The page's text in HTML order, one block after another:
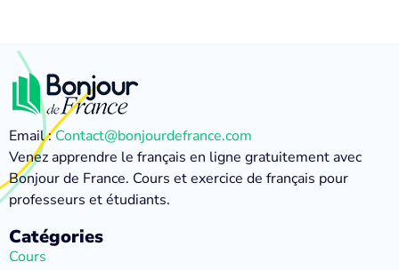
Email :Contact@bonjourdefrance.com
Venez apprendre le français en ligne gratuitement avec
Bonjour de France. Cours et exercice de français pour
professeurs et étudiants.
Catégories
Cours